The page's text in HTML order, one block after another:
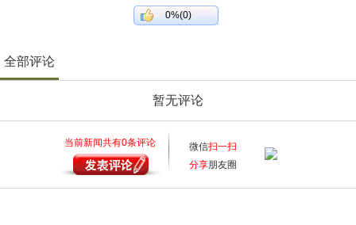
0%(0)
全部评论
暂无评论
当前新闻共有0条评论 微信扫一扫
分享朋友圈